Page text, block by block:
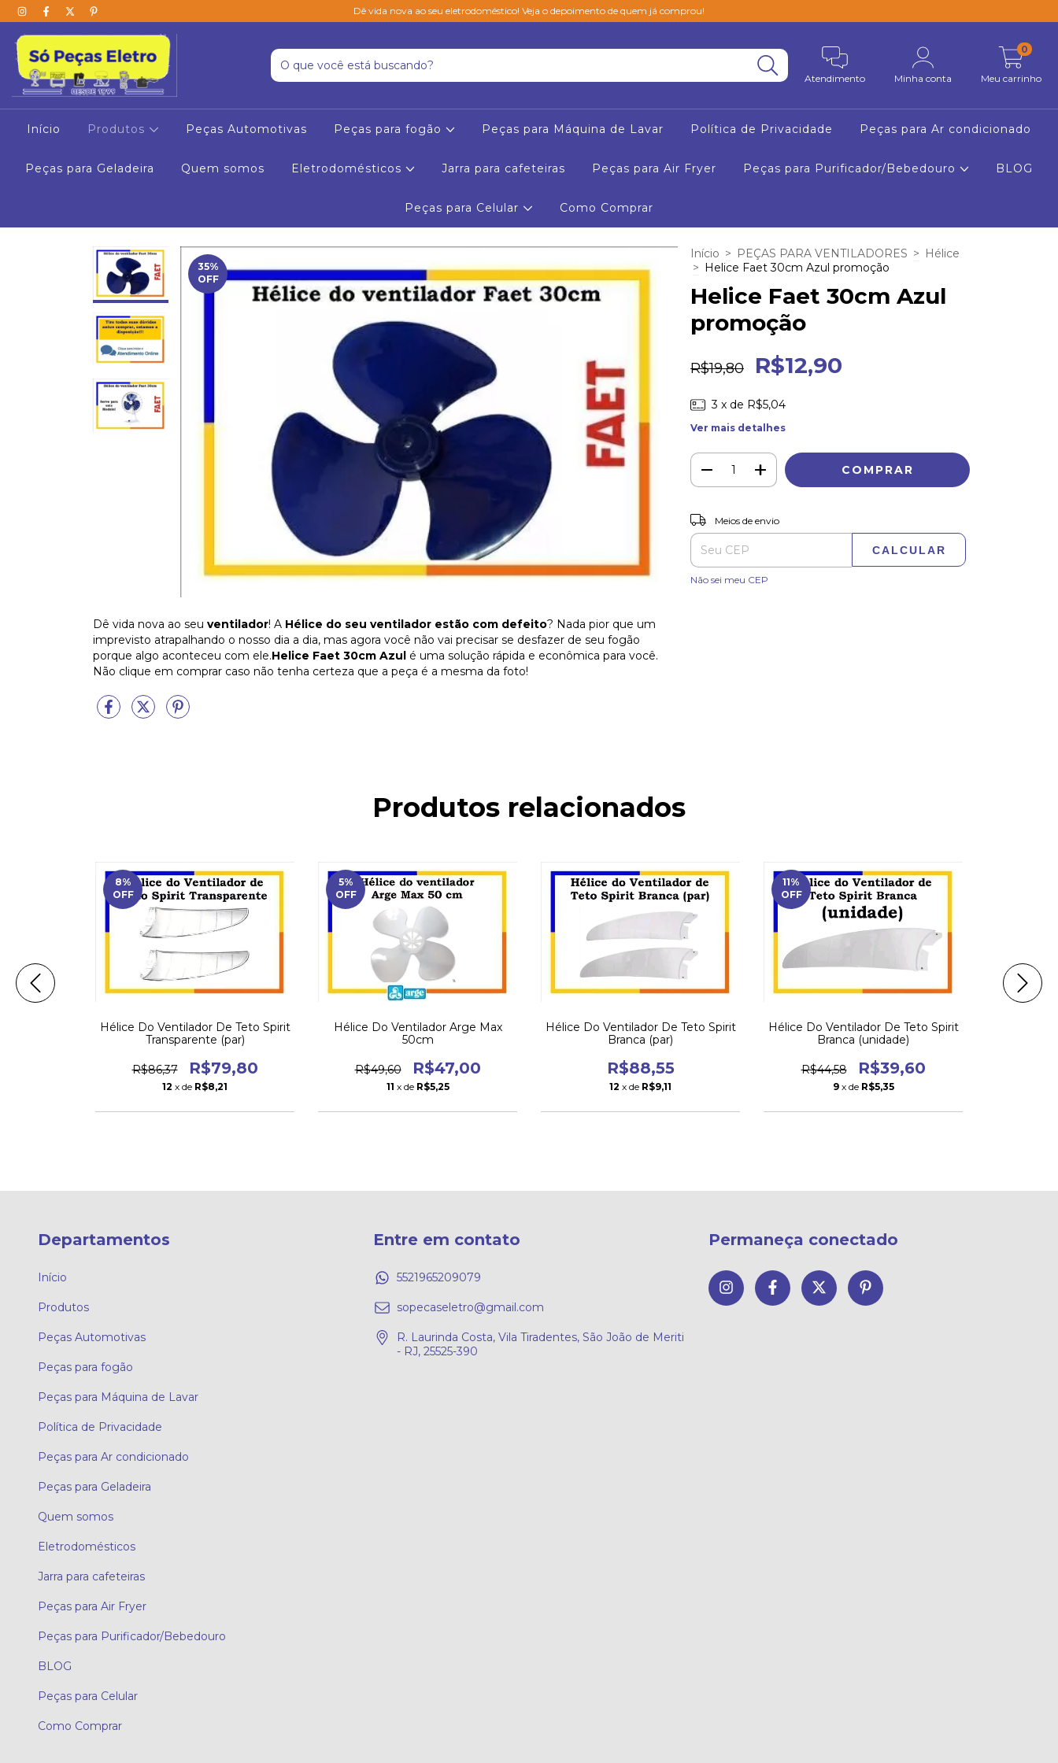
Dê vida nova ao seu eletrodoméstico! Veja o depoimento de quem já comprou!
Atendimento Minha conta Meu carrinho
0
Início Produtos Peças Automotivas Peças para fogão Peças para Máquina de Lavar Política de Privacidade Peças para Ar condicionado
Peças para Geladeira Quem somos Eletrodomésticos Jarra para cafeteiras Peças para Air Fryer Peças para Purificador/Bebedouro BLOG
Peças para Celular Como Comprar
35%
OFF
Dê vida nova ao seu ventilador! A Hélice do seu ventilador estão com defeito? Nada pior que um
imprevisto atrapalhando o nosso dia a dia, mas agora você não vai precisar se desfazer de seu fogão
porque algo aconteceu com ele.Helice Faet 30cm Azul é uma solução rápida e econômica para você.
Não clique em comprar caso não tenha certeza que a peça é a mesma da foto!
Início > PEÇAS PARA VENTILADORES > Hélice
> Helice Faet 30cm Azul promoção
Helice Faet 30cm Azul
promoção
R$19,80 R$12,90
3 x de R$5,04
Ver mais detalhes
Entregas para o CEP:
Meios de envio
CALCULAR
Não sei meu CEP
Produtos relacionados
8%
OFF
Hélice Do Ventilador De Teto Spirit
Transparente (par)
R$86,37 R$79,80
12 x de R$8,21
5%
OFF
Hélice Do Ventilador Arge Max
50cm
R$49,60 R$47,00
11 x de R$5,25
Hélice Do Ventilador De Teto Spirit
Branca (par)
R$88,55
12 x de R$9,11
11%
OFF
Hélice Do Ventilador De Teto Spirit
Branca (unidade)
R$44,58 R$39,60
9 x de R$5,35
Departamentos
Início
Produtos
Peças Automotivas
Peças para fogão
Peças para Máquina de Lavar
Política de Privacidade
Peças para Ar condicionado
Peças para Geladeira
Quem somos
Eletrodomésticos
Jarra para cafeteiras
Peças para Air Fryer
Peças para Purificador/Bebedouro
BLOG
Peças para Celular
Como Comprar
Entre em contato
5521965209079
sopecaseletro@gmail.com
R. Laurinda Costa, Vila Tiradentes, São João de Meriti
- RJ, 25525-390
Permaneça conectado